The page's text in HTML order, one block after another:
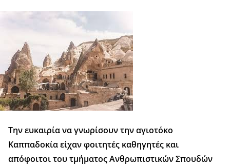
Tην ευκαιρία να γνωρίσουν την αγιοτόκο
Καππαδοκία είχαν φοιτητές καθηγητές και
απόφοιτοι του τμήματος Ανθρωπιστικών Σπουδών